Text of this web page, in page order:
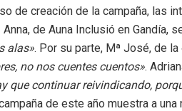
de creación de la campaña, las
de Auna Inclusió en Gandía,
alas». Por su parte, Mª José, de
no nos cuentes cuentos».
que continuar reivindicando,
de este año muestra a